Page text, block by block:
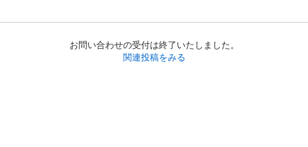
お問い合わせの受付は終了いたしました。
関連投稿をみる